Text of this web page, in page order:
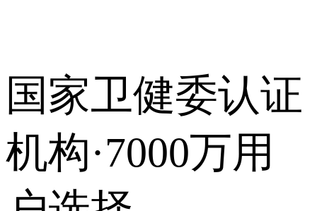
国家卫健委认证
机构·7000万用